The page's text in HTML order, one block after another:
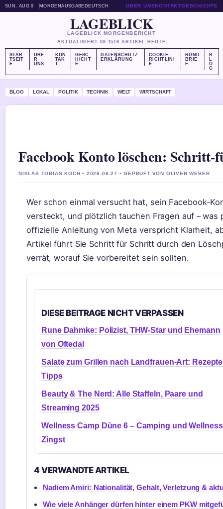
SUN, AUG 9 MORGENAUSGABE DEUTSCH ÜBER UNSKONTAKTGESCHICHTE
LAGEBLICK
LAGEBLICK MORGENBERICHT
AKTUALISIERT 08:1516 ARTIKEL HEUTE
STAR
TSEIT
E
ÜBE
R
UNS
KON
TAK
T
GESC
HICHT
E
DATENSCHUTZ
ERKLÄRUNG
COOKIE-
RICHTLINI
E
RUND
BRIE
F
B
L
O
G
BLOG LOKAL POLITIK TECHNIK WELT WIRTSCHAFT
Facebook Konto löschen:
NIKLAS TOBIAS KOCH • 2026-06-27 • GEPRUFT VON OLIVER WEBER
Wer schon einmal versucht hat, sein Facebook-
versteckt, und plötzlich tauchen Fragen auf –
offizielle Anleitung von Meta verspricht Klarheit,
Artikel führt Sie Schritt für Schritt durch den
verrät, worauf Sie vorbereitet sein sollten.
DIESE BEITRAGE NICHT VERPASSEN
Rune Dahmke: Polizist, THW-Star und Ehemann
von Oftedal
Salate zum Grillen nach Landfrauen-Art:
Tipps
Beauty & The Nerd: Alle Staffeln, Paare und
Streaming 2025
Wellness Camp Düne 6 – Camping und
Zingst
4 VERWANDTE ARTIKEL
Nadiem Amiri: Nationalität, Gehalt, Verletzung &
Wie viele Anhänger dürfen hinter einem PKW